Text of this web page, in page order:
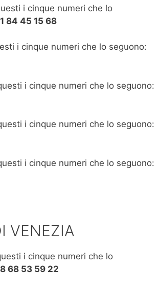
i cinque numeri che lo
45 15 68
i cinque numeri che lo seguono:
i cinque numeri che lo seguono:
i cinque numeri che lo seguono:
i cinque numeri che lo seguono:
VENEZIA
i cinque numeri che lo
53 59 22